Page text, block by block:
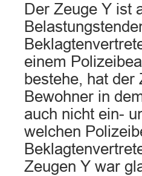
Der Zeuge Y ist
einem
bestehe, hat
Bewohner in
auch nicht ein-
welchen
Zeugen Y war